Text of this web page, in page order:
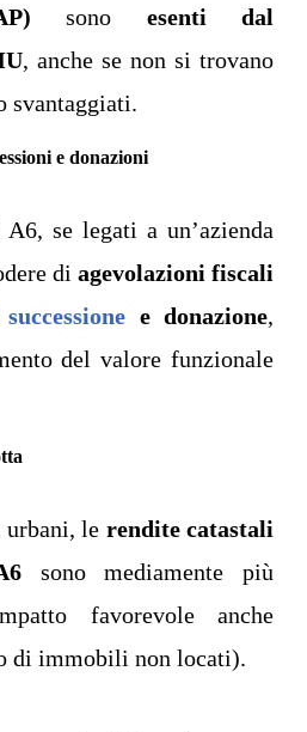
sono esenti dal
, anche se non si trovano
svantaggiati.
e donazioni
se legati a un’azienda
di agevolazioni fiscali
e donazione,
del valore funzionale
le rendite catastali
sono mediamente più
favorevole anche
di immobili non locati).